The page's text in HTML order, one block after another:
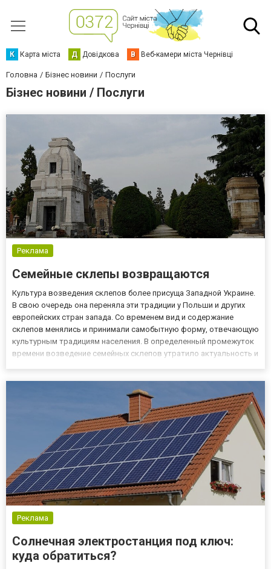
К Карта міста Д Довідкова В Веб-камери міста Чернівці
Головна Бізнес новини Послуги
Бізнес новини / Послуги
Реклама
Семейные склепы возвращаются
Культура возведения склепов более присуща Западной Украине.
В свою очередь она переняла эти традиции у Польши и других
европейских стран запада. Со временем вид и содержание
склепов менялись и принимали самобытную форму, отвечающую
культурным традициям населения. В определенный промежуток
времени возведение семейных склепов утратило актуальность и
Реклама
Солнечная электростанция под ключ:
куда обратиться?